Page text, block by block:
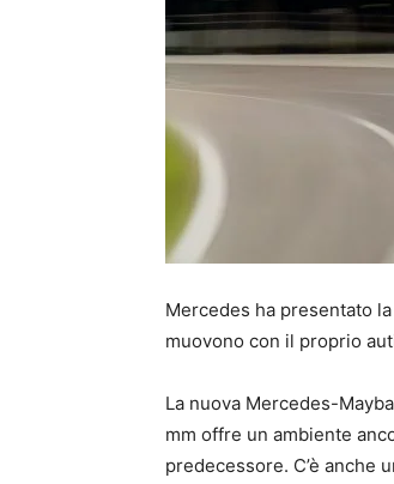
Mercedes ha presentato
muovono con il proprio
La nuova Mercedes-
mm offre un ambiente
predecessore. C’è anche